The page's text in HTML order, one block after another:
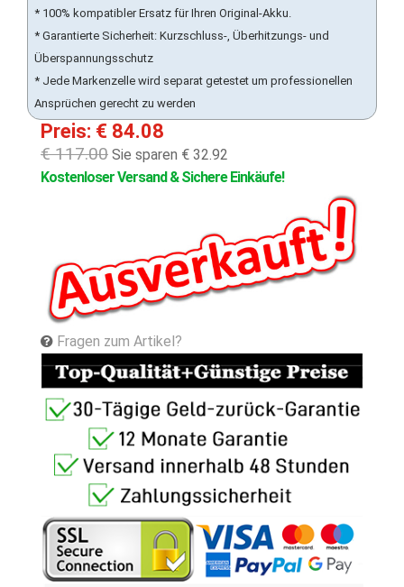
* 100% kompatibler Ersatz für Ihren Original-Akku.
* Garantierte Sicherheit: Kurzschluss-, Überhitzungs- und
Überspannungsschutz
* Jede Markenzelle wird separat getestet um professionellen
Ansprüchen gerecht zu werden
Preis: € 84.08
€ 117.00 Sie sparen € 32.92
Kostenloser Versand & Sichere Einkäufe!
Fragen zum Artikel?